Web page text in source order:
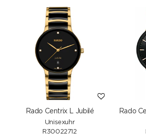
Rado Centrix L Jubilé
Unisexuhr
R30022712
Rado